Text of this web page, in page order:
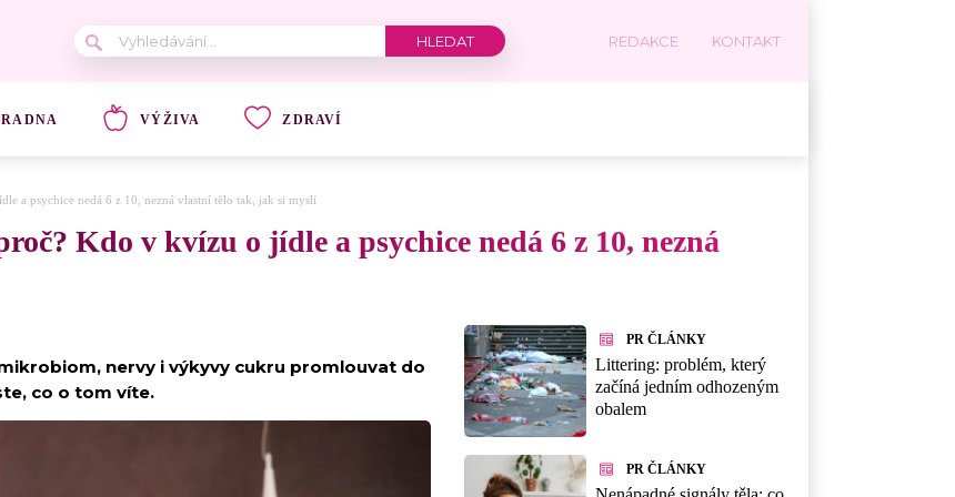
REDAKCE KONTAKT
VÝŽIVA ZDRAVÍ
a psychice nedá 6 z 10, nezná vlastní tělo tak, jak si myslí
Kdo v kvízu o jídle a psychice nedá 6 z 10, nezná
nervy i výkyvy cukru promlouvat do
co o tom víte.
PR ČLÁNKY
Littering: problém, který
začíná jedním odhozeným
obalem
PR ČLÁNKY